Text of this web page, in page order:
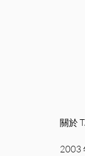
關於
2003